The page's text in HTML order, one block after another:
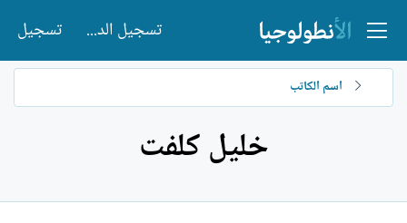
تسجيل الدخول تسجيل
اسم الكاتب
خليل كلفت